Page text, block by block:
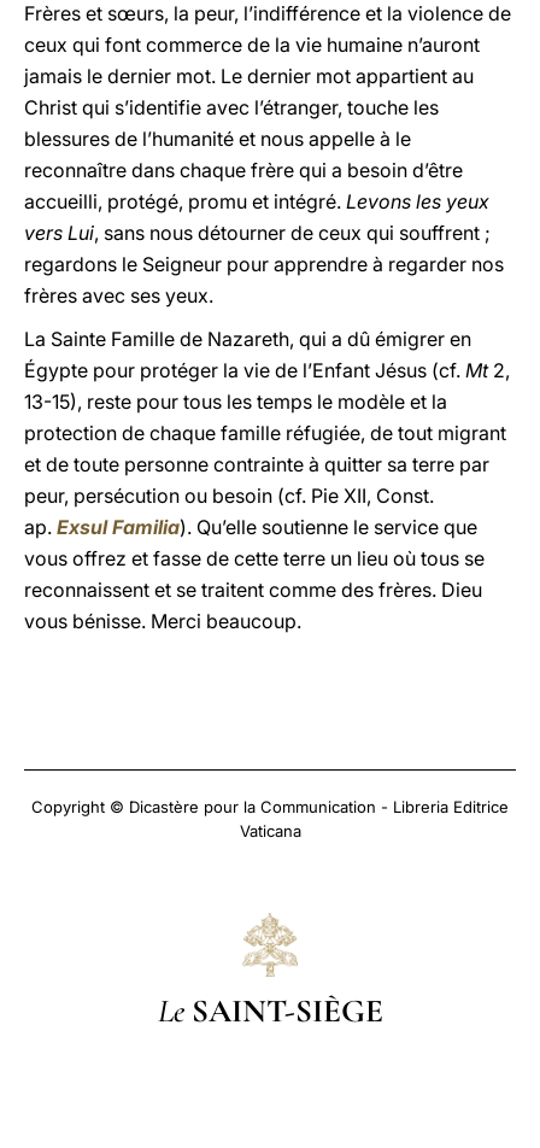
Frères et sœurs, la peur, l’indifférence et la violence de
ceux qui font commerce de la vie humaine n’auront
jamais le dernier mot. Le dernier mot appartient au
Christ qui s’identifie avec l’étranger, touche les
blessures de l’humanité et nous appelle à le
reconnaître dans chaque frère qui a besoin d’être
accueilli, protégé, promu et intégré. Levons les yeux
vers Lui, sans nous détourner de ceux qui souffrent ;
regardons le Seigneur pour apprendre à regarder nos
frères avec ses yeux.
La Sainte Famille de Nazareth, qui a dû émigrer en
Égypte pour protéger la vie de l’Enfant Jésus (cf. Mt2,
13-15), reste pour tous les temps le modèle et la
protection de chaque famille réfugiée, de tout migrant
et de toute personne contrainte à quitter sa terre par
peur, persécution ou besoin (cf. Pie XII, Const.
ap. Exsul Familia). Qu’elle soutienne le service que
vous offrez et fasse de cette terre un lieu où tous se
reconnaissent et se traitent comme des frères. Dieu
vous bénisse. Merci beaucoup.
Copyright © Dicastère pour la Communication - Libreria Editrice
Vaticana
Le SAINT-SIÈGE